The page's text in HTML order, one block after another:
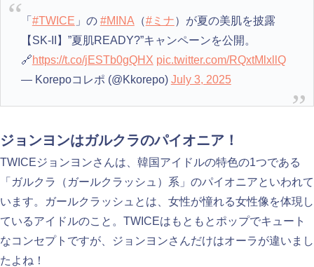
「 #TWICE 」の #MINA （#ミナ）が夏の美肌を披露
【SK-II】”夏肌READY?”キャンペーンを公開。
🔗https://t.co/jESTb0gQHX pic.twitter.com/RQxtMlxllQ
— Korepoコレポ (@Kkorepo) July 3, 2025
ジョンヨンはガルクラのパイオニア！
TWICEジョンヨンさんは、韓国アイドルの特色の1つである
「ガルクラ（ガールクラッシュ）系」のパイオニアといわれて
います。ガールクラッシュとは、女性が憧れる女性像を体現し
ているアイドルのこと。TWICEはもともとポップでキュート
なコンセプトですが、ジョンヨンさんだけはオーラが違いまし
たよね！